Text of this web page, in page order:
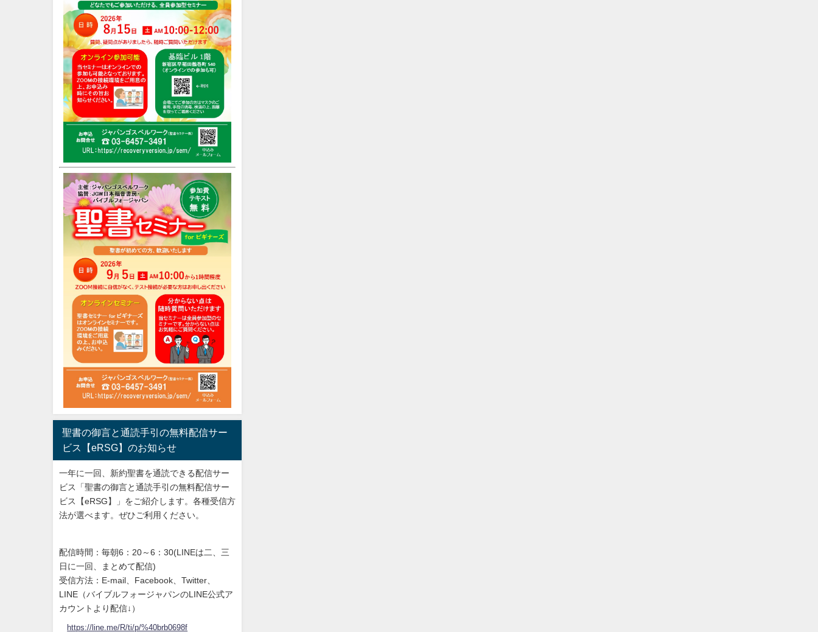
聖書の御言と通読手引の無料配信サー
ビス【eRSG】のお知らせ
一年に一回、新約聖書を通読できる配信サー
ビス「聖書の御言と通読手引の無料配信サー
ビス【eRSG】」をご紹介します。各種受信方
法が選べます。ぜひご利用ください。
配信時間：毎朝6：20～6：30(LINEは二、三
日に一回、まとめて配信)
受信方法：E-mail、Facebook、Twitter、
LINE（バイブルフォージャパンのLINE公式ア
カウントより配信↓）
https://line.me/R/ti/p/%40brb0698f